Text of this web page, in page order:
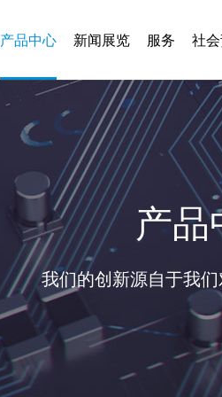
产品中心 新闻展览 服务 社
产品
我们的创新源自于我